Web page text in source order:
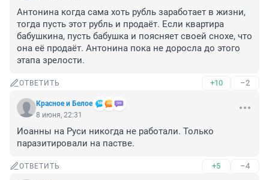
Антонина когда сама хоть рубль заработает в жизни,
тогда пусть этот рубль и продаёт. Если квартира
бабушкина, пусть бабушка и поясняет своей снохе, что
она её продаёт. Антонина пока не доросла до этого
этапа зрелости.
ОТВЕТИТЬ +10 –2
Красное и Белое
8 июня, 22:31
Иоанны на Руси никогда не работали. Только
паразитировали на пастве.
ОТВЕТИТЬ +5 –4